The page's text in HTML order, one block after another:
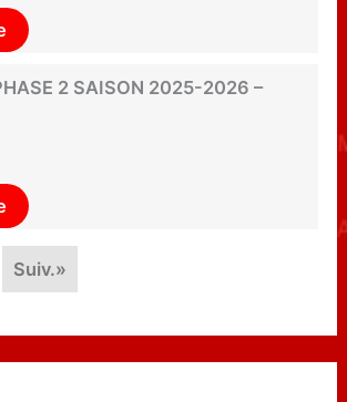
2 SAISON 2025-2026 –
Suiv.»